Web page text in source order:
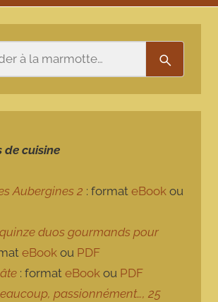
de cuisine
Aubergines 2 : formateBook ou
duos gourmands pour
eBook ou PDF
: formateBook ou PDF
passionnément…, 25